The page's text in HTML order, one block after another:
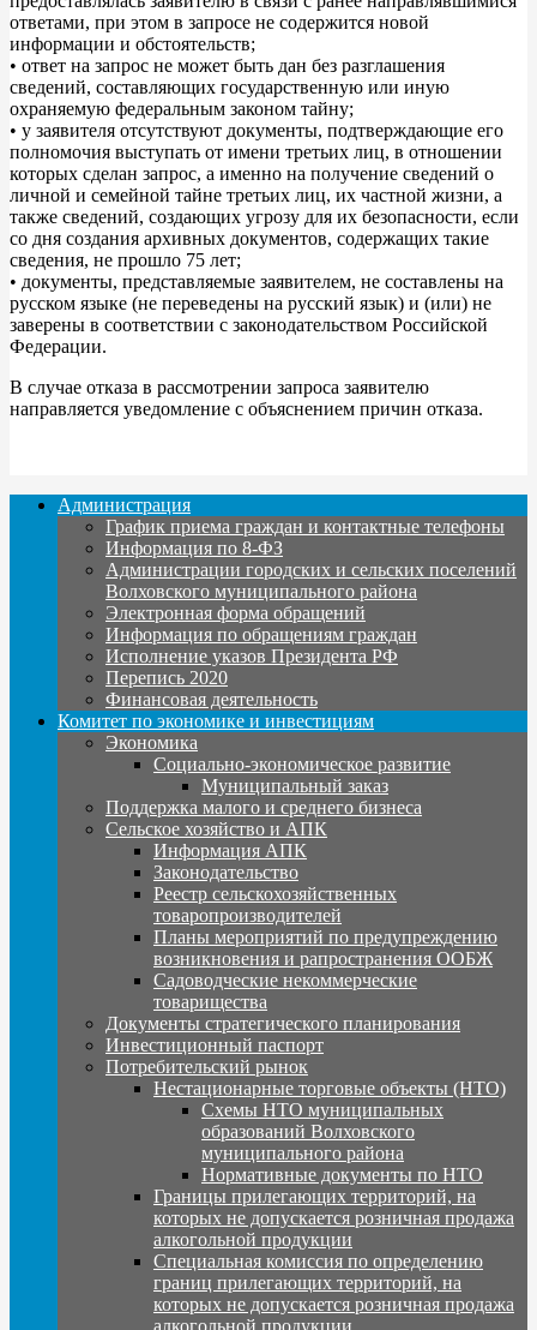
ответами, при этом в запросе не содержится новой
информации и обстоятельств;
• ответ на запрос не может быть дан без разглашения
сведений, составляющих государственную или иную
охраняемую федеральным законом тайну;
• у заявителя отсутствуют документы, подтверждающие его
полномочия выступать от имени третьих лиц, в отношении
которых сделан запрос, а именно на получение сведений о
личной и семейной тайне третьих лиц, их частной жизни, а
также сведений, создающих угрозу для их безопасности, если
со дня создания архивных документов, содержащих такие
сведения, не прошло 75 лет;
• документы, представляемые заявителем, не составлены на
русском языке (не переведены на русский язык) и (или) не
заверены в соответствии с законодательством Российской
Федерации.
В случае отказа в рассмотрении запроса заявителю
направляется уведомление с объяснением причин отказа.
Администрация
График приема граждан и контактные телефоны
Информация по 8-ФЗ
Администрации городских и сельских поселений
Волховского муниципального района
Электронная форма обращений
Информация по обращениям граждан
Исполнение указов Президента РФ
Перепись 2020
Финансовая деятельность
Комитет по экономике и инвестициям
Экономика
Социально-экономическое развитие
Муниципальный заказ
Поддержка малого и среднего бизнеса
Сельское хозяйство и АПК
Информация АПК
Законодательство
Реестр сельскохозяйственных
товаропроизводителей
Планы мероприятий по предупреждению
возникновения и рапространения ООБЖ
Садоводческие некоммерческие
товарищества
Документы стратегического планирования
Инвестиционный паспорт
Потребительский рынок
Нестационарные торговые объекты (НТО)
Схемы НТО муниципальных
образований Волховского
муниципального района
Нормативные документы по НТО
Границы прилегающих территорий, на
которых не допускается розничная продажа
алкогольной продукции
Специальная комиссия по определению
границ прилегающих территорий, на
которых не допускается розничная продажа
алкогольной продукции